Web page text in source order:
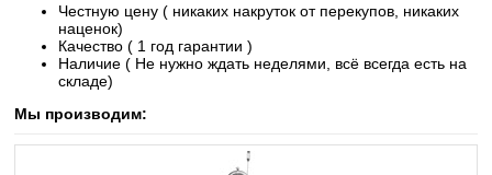
Честную цену ( никаких накруток от перекупов, никаких
наценок)
Качество ( 1 год гарантии )
Наличие ( Не нужно ждать неделями, всё всегда есть на
складе)
Мы производим: